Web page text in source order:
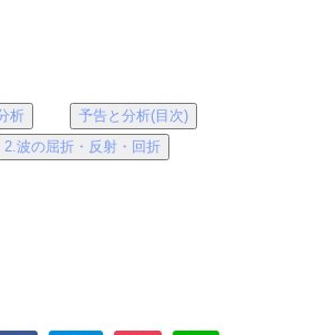
析
予告と分析(目次)
2.波の屈折・反射・回折